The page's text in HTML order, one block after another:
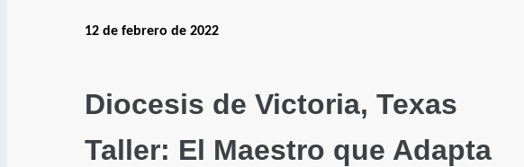
12 de febrero de 2022
Diocesis de Victoria, Texas
Taller: El